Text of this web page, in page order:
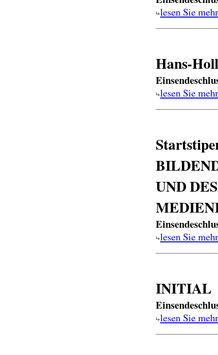
lesen Sie mehr
Hans-
lesen Sie mehr
UND
lesen Sie mehr
INITIAL
lesen Sie mehr